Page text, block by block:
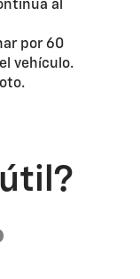
al
por 60
vehículo.